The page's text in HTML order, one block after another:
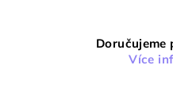
Doručujeme
Více